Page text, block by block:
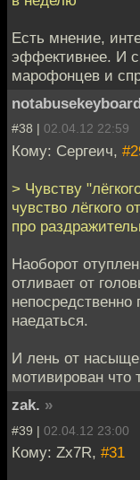
Есть мнение,
эффективнее. И
марофонцев и
#38 | 02.04.12 22:59
Кому: Сергеич,
> Чувству
чувство лёгкого
про
Наоборот
отливает от
непосредственно
наедаться.
И лень от
мотивирован что
zak. »
#39 | 02.04.12 23:00
Кому: Zx7R, #31